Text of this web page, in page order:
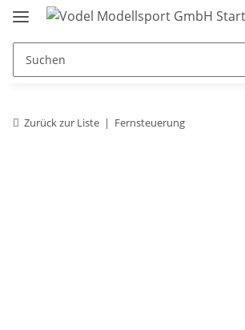
Zurück zur Liste Fernsteuerung